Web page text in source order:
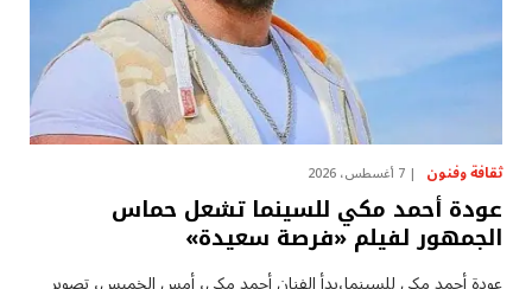
ثقافة وفنون 7 أغسطس، 2026
عودة أحمد مكي للسينما تشعل حماس
الجمهور لفيلم «فرصة سعيدة»